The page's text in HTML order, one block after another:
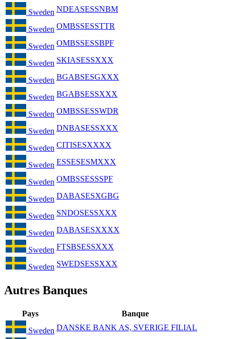
Sweden NDEASESSNBM
Sweden OMBSSESSTTR
Sweden OMBSSESSBPF
Sweden SKIASESSXXX
Sweden BGABSESGXXX
Sweden BGABSESSXXX
Sweden OMBSSESSWDR
Sweden DNBASESSXXX
Sweden CITISESXXXX
Sweden ESSESESMXXX
Sweden OMBSSESSSPF
Sweden DABASESXGBG
Sweden SNDOSESSXXX
Sweden DABASESXXXX
Sweden FTSBSESSXXX
Sweden SWEDSESSXXX
Autres Banques
Pays
Banque
Sweden DANSKE BANK AS, SVERIGE FILIAL